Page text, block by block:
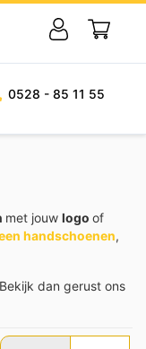
0528 - 85 11 55
met jouw logo of
handschoenen,
dan gerust ons